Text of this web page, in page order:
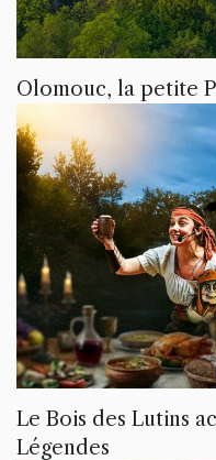
Olomouc, la petite
Le Bois des Lutins
Légendes